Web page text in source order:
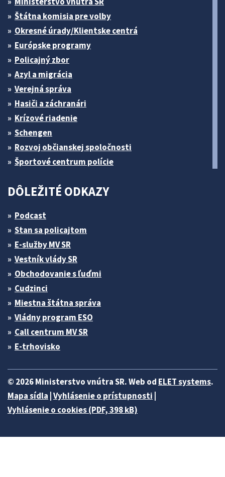
Štátna komisia pre volby
Okresné úrady/Klientske centrá
Európske programy
Policajný zbor
Azyl a migrácia
Verejná správa
Hasiči a záchranári
Krízové riadenie
Schengen
Rozvoj občianskej spoločnosti
Športové centrum polície
DÔLEŽITÉ ODKAZY
Podcast
Stan sa policajtom
E-služby MV SR
Vestník vlády SR
Obchodovanie s ľuďmi
Cudzinci
Miestna štátna správa
Vládny program ESO
Call centrum MV SR
E-trhovisko
© 2026 Ministerstvo vnútra SR. Web od ELET systems.
Mapa sídla Vyhlásenie o prístupnosti
Vyhlásenie o cookies (PDF, 398 kB)